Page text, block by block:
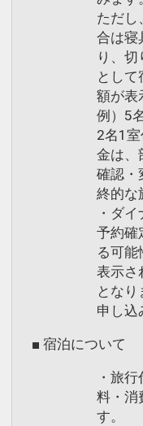
ただし
合は寝
り、
とし
額が表
例）5
2名1
金は、
確認・
終的な
・ダ
予約確
る可能
表示さ
とな
申し込
■ 宿泊について
・旅
料・消
す。